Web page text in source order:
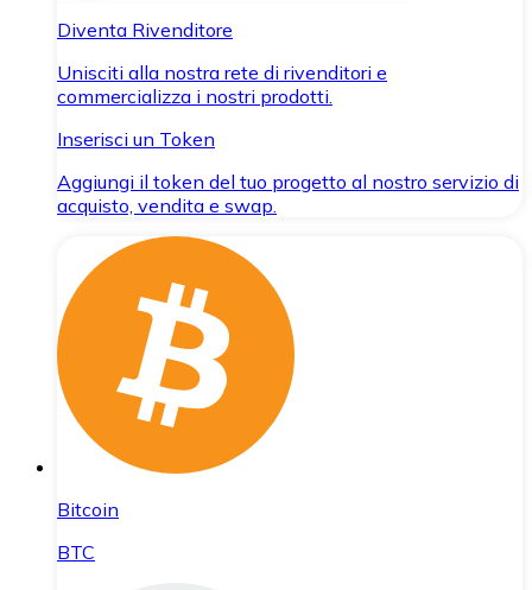
Diventa Rivenditore
Unisciti alla nostra rete di rivenditori e
commercializza i nostri prodotti.
Inserisci un Token
Aggiungi il token del tuo progetto al nostro servizio di
acquisto, vendita e swap.
Bitcoin
BTC